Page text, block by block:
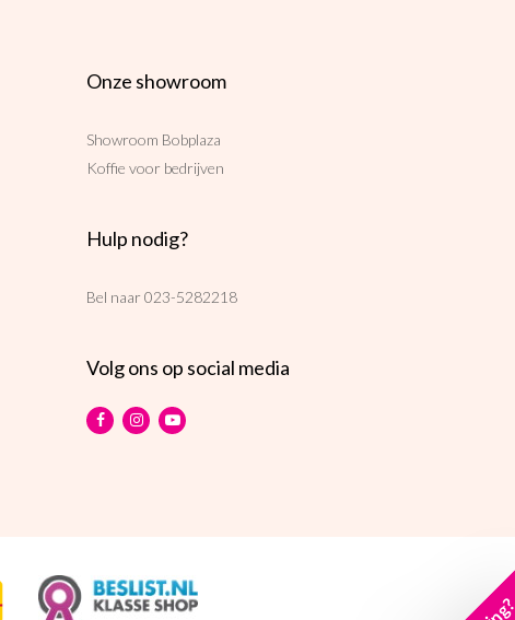
Onze showroom
Showroom Bobplaza
Koffie voor bedrijven
Hulp nodig?
Bel naar 023-5282218
Volg ons op social media